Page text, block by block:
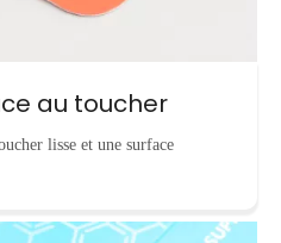
au toucher
lisse et une surface